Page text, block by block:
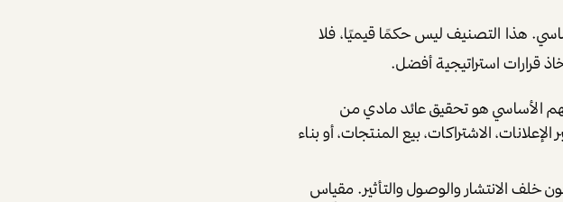
هذا التصنيف ليس حكمًا قيميًا، فلا
قرارات استراتيجية أفضل.
الأساسي هو تحقيق عائد مادي من
الاشتراكات، بيع المنتجات، أو بناء
خلف الانتشار والوصول والتأثير. مقياس